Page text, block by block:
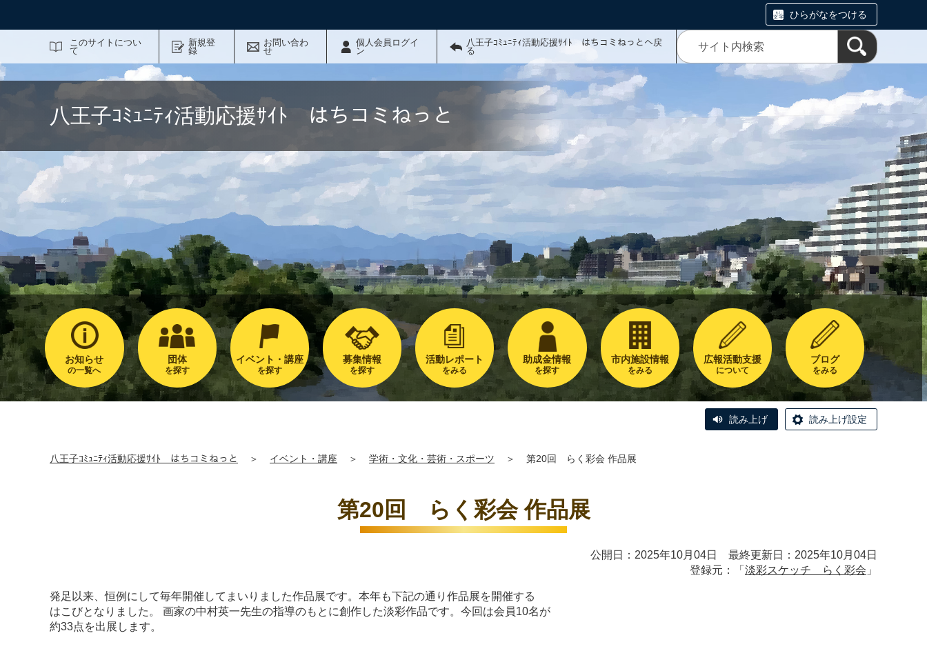
ひらがなをつける
このサイトについ
て
新規登
録
お問い合わ
せ
個人会員ログイ
ン
八王子ｺﾐｭﾆﾃｨ活動応援ｻｲﾄ はちコミねっとへ戻
る
八王子ｺﾐｭﾆﾃｨ活動応援ｻｲﾄ はちコミねっと
お知らせ
の一覧へ
団体
を探す
イベント・講座
を探す
募集情報
を探す
活動レポート
をみる
助成金情報
を探す
市内施設情報
をみる
広報活動支援
について
ブログ
をみる
読み上げ 読み上げ設定
八王子ｺﾐｭﾆﾃｨ活動応援ｻｲﾄ はちコミねっと ＞ イベント・講座 ＞ 学術・文化・芸術・スポーツ ＞ 第20回 らく彩会 作品展
第20回 らく彩会 作品展
公開日：2025年10月04日 最終更新日：2025年10月04日
登録元：「 淡彩スケッチ らく彩会 」
発足以来、恒例にして毎年開催してまいりました作品展です。本年も下記の通り作品展を開催する
はこびとなりました。 画家の中村英一先生の指導のもとに創作した淡彩作品です。今回は会員10名が
約33点を出展します。